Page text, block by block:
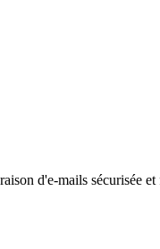
d'e-mails sécurisée